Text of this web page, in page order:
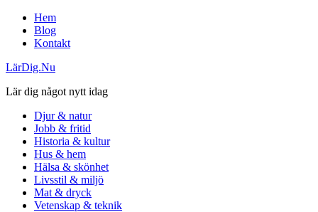
Hem
Blog
Kontakt
LärDig.Nu
Lär dig något nytt idag
Djur & natur
Jobb & fritid
Historia & kultur
Hus & hem
Hälsa & skönhet
Livsstil & miljö
Mat & dryck
Vetenskap & teknik